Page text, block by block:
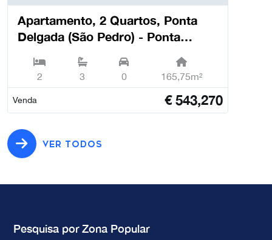
Apartamento, 2 Quartos, Ponta
Delgada (São Pedro) - Ponta
2 3 0 165,75m²
Venda €543,270
VER TODOS
Pesquisa por Zona Popular